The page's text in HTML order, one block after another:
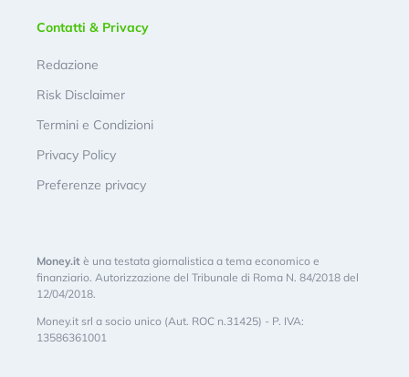
Contatti & Privacy
Redazione
Risk Disclaimer
Termini e Condizioni
Privacy Policy
Preferenze privacy
Money.it è una testata giornalistica a tema economico e
finanziario. Autorizzazione del Tribunale di Roma N. 84/2018 del
12/04/2018.
Money.it srl a socio unico (Aut. ROC n.31425) - P. IVA:
13586361001